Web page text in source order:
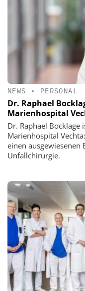
NEWS • PERSONAL
Dr. Raphael
Marienhospital
Dr. Raphael Bocklage
Marienhospital
einen
Unfallchirurgie.